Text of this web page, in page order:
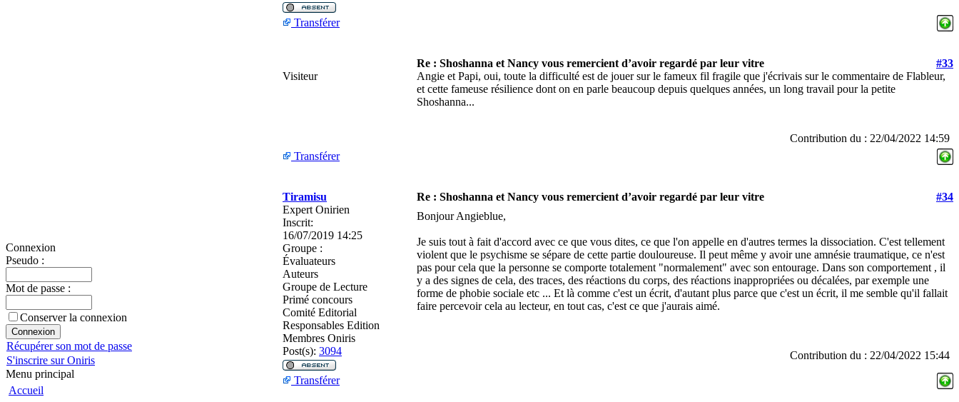
Connexion
Pseudo :
Mot de passe :
Conserver la connexion
Récupérer son mot de passe
S'inscrire sur Oniris
Menu principal
Accueil
Transférer
Re : Shoshanna et Nancy vous remercient d’avoir regardé par leur vitre
#33
Visiteur
Angie et Papi, oui, toute la difficulté est de jouer sur le fameux fil fragile que j'écrivais sur le commentaire de Flableur,
et cette fameuse résilience dont on en parle beaucoup depuis quelques années, un long travail pour la petite
Shoshanna...
Contribution du : 22/04/2022 14:59
Transférer
Tiramisu Re : Shoshanna et Nancy vous remercient d’avoir regardé par leur vitre
#34
Expert Onirien
Inscrit:
16/07/2019 14:25
Groupe :
Évaluateurs
Auteurs
Groupe de Lecture
Primé concours
Comité Editorial
Responsables Edition
Membres Oniris
Post(s): 3094
Bonjour Angieblue,
Je suis tout à fait d'accord avec ce que vous dites, ce que l'on appelle en d'autres termes la dissociation. C'est tellement
violent que le psychisme se sépare de cette partie douloureuse. Il peut même y avoir une amnésie traumatique, ce n'est
pas pour cela que la personne se comporte totalement "normalement" avec son entourage. Dans son comportement , il
y a des signes de cela, des traces, des réactions du corps, des réactions inappropriées ou décalées, par exemple une
forme de phobie sociale etc ... Et là comme c'est un écrit, d'autant plus parce que c'est un écrit, il me semble qu'il fallait
faire percevoir cela au lecteur, en tout cas, c'est ce que j'aurais aimé.
Contribution du : 22/04/2022 15:44
Transférer